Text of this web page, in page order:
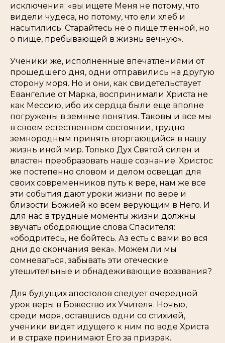
исключения: «вы ищете Меня не потому, что
видели чудеса, но потому, что ели хлеб и
насытились. Старайтесь не о пище тленной, но
о пище, пребывающей в жизнь вечную».
Ученики же, исполненные впечатлениями от
прошедшего дня, одни отправились на другую
сторону моря. Но и они, как свидетельствует
Евангелие от Марка, воспринимали Христа не
как Мессию, ибо их сердца были еще вполне
погружены в земные понятия. Таковы и все мы
в своем естественном состоянии, трудно
земнородным принять вторгающийся в нашу
жизнь иной мир. Только Дух Святой силен и
властен преобразовать наше сознание. Христос
же постепенно словом и делом освещал для
своих современников путь к вере, нам же все
эти события дают уроки жизни по вере и
близости Божией ко всем верующим в Него. И
для нас в трудные моменты жизни должны
звучать ободряющие слова Спасителя:
«ободритесь, не бойтесь. Аз есть с вами во вся
дни до скончания века». Можем ли мы
сомневаться, забывать эти отеческие
утешительные и обнадеживающие воззвания?
Для будущих апостолов следует очередной
урок веры в Божество их Учителя. Ночью,
среди моря, оставшись одни со стихией,
ученики видят идущего к ним по воде Христа
и в страхе принимают Его за призрак.